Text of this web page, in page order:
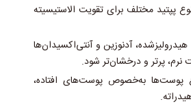
با ۵۰ نوع پپتید مختلف برای تقویت الاستیسیته
هیدرولیزشده، آدنوزین و آنتی‌اکسیدان‌ها
پرتر و درخشان‌تر شود.
پوست‌ها به‌خصوص پوست‌های افتاده،